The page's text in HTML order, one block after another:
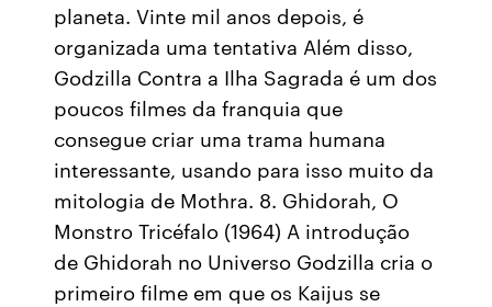
planeta. Vinte mil anos depois, é
organizada uma tentativa Além disso,
Godzilla Contra a Ilha Sagrada é um dos
poucos filmes da franquia que
consegue criar uma trama humana
interessante, usando para isso muito da
mitologia de Mothra. 8. Ghidorah, O
Monstro Tricéfalo (1964) A introdução
de Ghidorah no Universo Godzilla cria o
primeiro filme em que os Kaijus se